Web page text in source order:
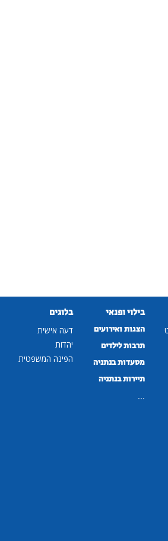
בילוי ופנאי
הצגות ואירועים
תרבות לילדים
מסעדות בנתניה
תיירות בנתניה
...
בלוגים
דעה אישית
יהדות
הפינה המשפטית